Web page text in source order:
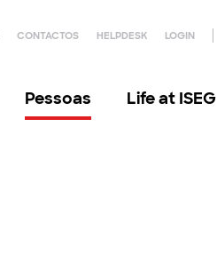
CONTACTOS HELPDESK LOGIN
Pessoas Life at ISEG